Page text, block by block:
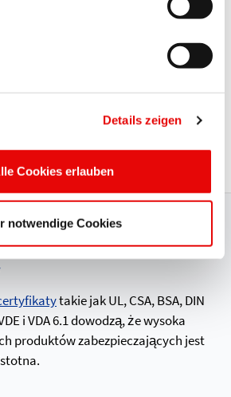
Details zeigen
Cookies erlauben
notwendige Cookies
jakości i
takie jak UL, CSA, BSA, DIN
i VDA 6.1 dowodzą, że wysoka
produktów zabezpieczających jest